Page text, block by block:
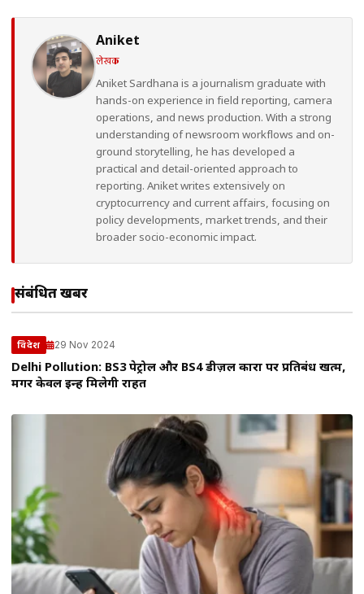
Aniket
लेखक
Aniket Sardhana is a journalism graduate with
hands-on experience in field reporting, camera
operations, and news production. With a strong
understanding of newsroom workflows and on-
ground storytelling, he has developed a
practical and detail-oriented approach to
reporting. Aniket writes extensively on
cryptocurrency and current affairs, focusing on
policy developments, market trends, and their
broader socio-economic impact.
संबंधित खबरें
विदेश 29 Nov 2024
Delhi Pollution: BS3 पेट्रोल और BS4 डीज़ल कारों पर प्रतिबंध खत्म,
मगर केवल इन्हें मिलेगी राहत